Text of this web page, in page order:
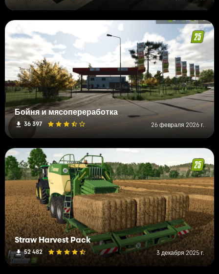
Бойня и мясопереработка
36 397 26 февраля 2026 г.
Straw Harvest Pack
52 482 3 декабря 2025 г.